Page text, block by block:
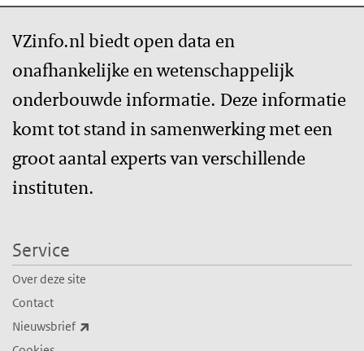
VZinfo.nl biedt open data en
onafhankelijke en wetenschappelijk
onderbouwde informatie. Deze informatie
komt tot stand in samenwerking met een
groot aantal experts van verschillende
instituten.
Service
Over deze site
Contact
Nieuwsbrief